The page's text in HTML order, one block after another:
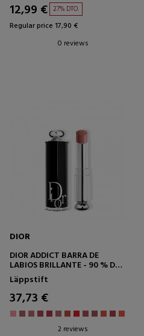
12,99 € 27% DTO.
Regular price 17,90 €
0 reviews
DIOR
DIOR ADDICT BARRA DE
LABIOS BRILLANTE - 90 % DE
INGREDIENTES DE ORIGEN
NATURAL - RECARGABLE
Läppstift
37,73 €
2 reviews